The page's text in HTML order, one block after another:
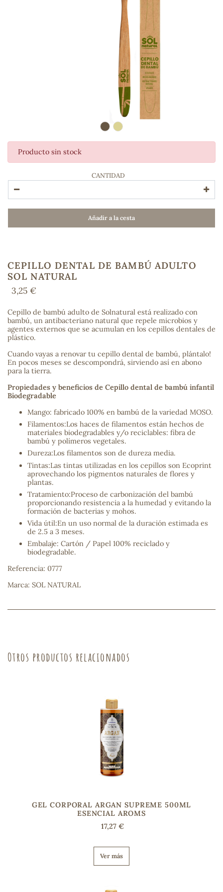
Producto sin stock
CANTIDAD
Añadir a la cesta
CEPILLO DENTAL DE BAMBÚ ADULTO
SOL NATURAL
3,25 €
Cepillo de bambú adulto de Solnatural está realizado con
bambú, un antibacteriano natural que repele microbios y
agentes externos que se acumulan en los cepillos dentales de
plástico.
Cuando vayas a renovar tu cepillo dental de bambú, plántalo!
En pocos meses se descompondrá, sirviendo así en abono
para la tierra.
Propiedades y beneficios de Cepillo dental de bambú infantil
Biodegradable
Mango: fabricado 100% en bambú de la variedad MOSO.
Filamentos:Los haces de filamentos están hechos de
materiales biodegradables y/o reciclables: fibra de
bambú y polímeros vegetales.
Dureza:Los filamentos son de dureza media.
Tintas:Las tintas utilizadas en los cepillos son Ecoprint
aprovechando los pigmentos naturales de flores y
plantas.
Tratamiento:Proceso de carbonización del bambú
proporcionando resistencia a la humedad y evitando la
formación de bacterias y mohos.
Vida útil:En un uso normal de la duración estimada es
de 2.5 a 3 meses.
Embalaje: Cartón / Papel 100% reciclado y
biodegradable.
Referencia: 0777
Marca: SOL NATURAL
Otros productos relacionados
GEL CORPORAL ARGAN SUPREME 500ML
ESENCIAL AROMS
17,27 €
Ver más